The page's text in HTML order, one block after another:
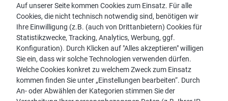
Auf unserer Seite kommen Cookies zum Einsatz. Für alle
Cookies, die nicht technisch notwendig sind, benötigen wir
Ihre Einwilligung (z.B. (auch von Drittanbietern) Cookies für
Statistikzwecke, Tracking, Analytics, Werbung, ggf.
Konfiguration). Durch Klicken auf "Alles akzeptieren" willigen
Sie ein, dass wir solche Technologien verwenden dürfen.
Welche Cookies konkret zu welchem Zweck zum Einsatz
kommen finden Sie unter „Einstellungen bearbeiten“. Durch
An- oder Abwählen der Kategorien stimmen Sie der
Vertriebspartnersuche
Kontakt zu proWIN
Service-FAQ
Hinweis: